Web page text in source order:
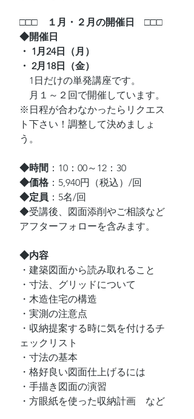
□□□　１月・２月の開催日　□□□
◆開催日
・ 1月24日（月）
・ 2月18日（金）
1日だけの単発講座です。
月１～２回で開催しています。
※日程が合わなかったらリクエス
ト下さい！調整して決めましょ
う。
◆時間 ：10：00～12：30
◆価格 ：5,940円（税込）/回
◆定員 ：5名/回
◆受講後、図面添削やご相談など
アフターフォローを含みます。
◆内容
・建築図面から読み取れること
・寸法、グリッドについて
・木造住宅の構造
・実測の注意点
・収納提案する時に気を付けるチ
ェックリスト
・寸法の基本
・格好良い図面仕上げるには
・手描き図面の演習
・方眼紙を使った収納計画　など